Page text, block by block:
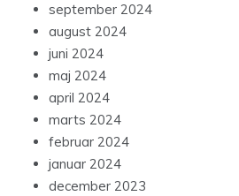
september 2024
august 2024
juni 2024
maj 2024
april 2024
marts 2024
februar 2024
januar 2024
december 2023